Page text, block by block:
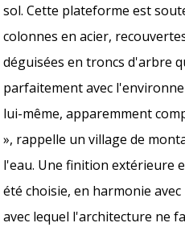
sol. Cette plateforme est
colonnes en acier,
déguisées en troncs d'arbre
parfaitement avec
lui-même, apparemment
», rappelle un village de
l'eau. Une finition extérieure
été choisie, en harmonie
avec lequel l'architecture ne